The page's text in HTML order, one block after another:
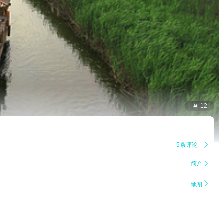
 12
5条评论 
简介 
地图 